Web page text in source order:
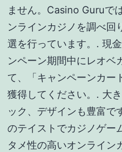
タメ性の高いオンライン
内のボスを倒してストー
いった、スマホゲームの
になっています。. ボー
インカジノごとに異なり
ル以上の入金ボーナスが
あるので、金額にこだわ
とんど全てのオンライン
をしている evolution